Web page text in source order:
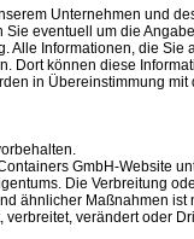
Unternehmen und
eventuell um die
Alle Informationen, die Sie
Dort können diese
in Übereinstimmung mit
GmbH-Website
Die Verbreitung
ähnlicher Maßnahmen ist
verändert oder